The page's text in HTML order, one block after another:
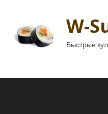
W-
Быстрые